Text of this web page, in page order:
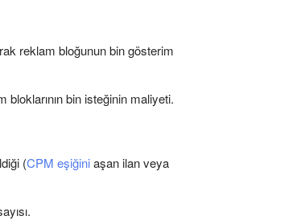
reklam bloğunun bin gösterim
bin isteğinin maliyeti.
(CPM eşiğiniaşan ilan veya